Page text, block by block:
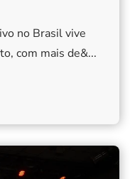
no Brasil vive
com mais de&...